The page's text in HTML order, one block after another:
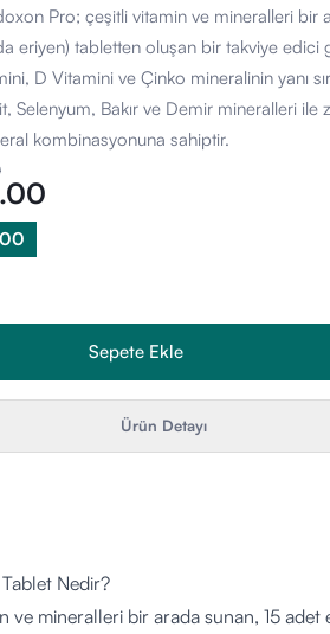
Pro; çeşitli vitamin ve mineralleri bir
eriyen) tabletten oluşan bir takviye edici
D Vitamini ve Çinko mineralinin yanı
Selenyum, Bakır ve Demir mineralleri ile
kombinasyonuna sahiptir.
Sepete Ekle
Ürün Detayı
Nedir?
mineralleri bir arada sunan, 15 adet